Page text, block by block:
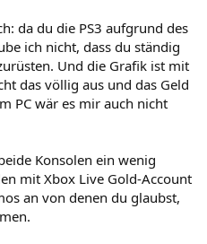
da du die PS3 aufgrund des
ich nicht, dass du ständig
Und die Grafik ist mit
das völlig aus und das Geld
PC wär es mir auch nicht
Konsolen ein wenig
mit Xbox Live Gold-Account
an von denen du glaubst,